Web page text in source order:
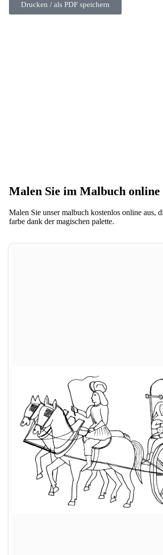
Drucken / als PDF speichern
Malen Sie im Malbuch online
Malen Sie unser malbuch kostenlos online aus,
farbe dank der magischen palette.